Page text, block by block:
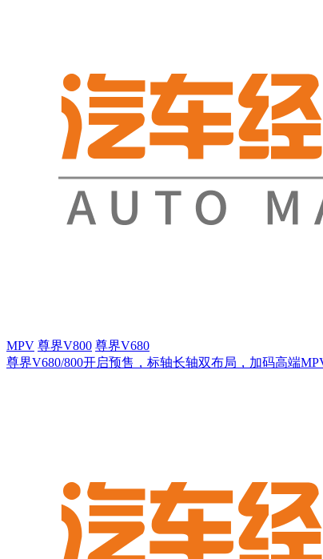
MPV 尊界V800 尊界V680
尊界V680/800开启预售，标轴长轴双布局，加码高端